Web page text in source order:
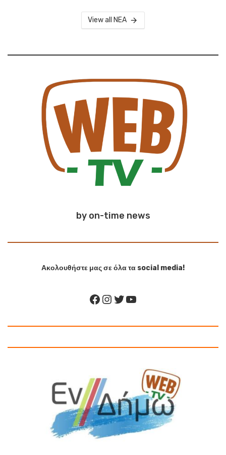
View all NEA
by on-time news
Ακολουθήστε μας σε όλα τα social media!